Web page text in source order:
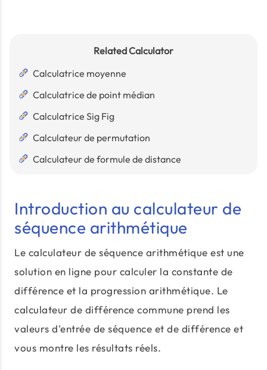
Related Calculator
Calculatrice moyenne
Calculatrice de point médian
Calculatrice Sig Fig
Calculateur de permutation
Calculateur de formule de distance
Introduction au calculateur de
séquence arithmétique
Le calculateur de séquence arithmétique est une
solution en ligne pour calculer la constante de
différence et la progression arithmétique. Le
calculateur de différence commune prend les
valeurs d'entrée de séquence et de différence et
vous montre les résultats réels.